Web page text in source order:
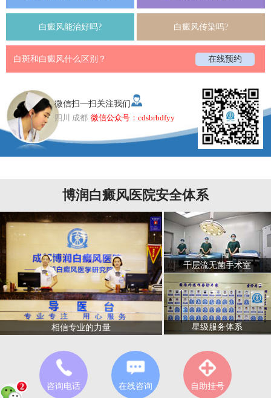
白癜风能治好吗? 白癜风传染吗?
白斑和白癜风什么区别？ 在线预约
微信扫一扫关注我们
四川 成都 微信公众号：cdsbrbdfyy
博润白癜风医院安全体系
相信专业的力量
千层流无菌手术室
星级服务体系
咨询电话 在线咨询 自助挂号
2